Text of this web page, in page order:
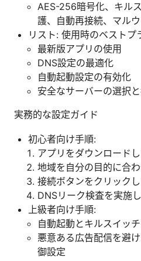
AES-256暗号化、キル
護、自動再接続、マル
リスト: 使用時のベストプ
最新版アプリの使用
DNS設定の最適化
自動起動設定の有効化
安全なサーバーの選択
実務的な設定ガイド
初心者向け手順:
アプリをダウンロード
地域を自分の目的に合
接続ボタンをクリック
DNSリーク検査を実施
上級者向け手順:
自動起動とキルスイッ
悪意ある広告配信を避
御設定